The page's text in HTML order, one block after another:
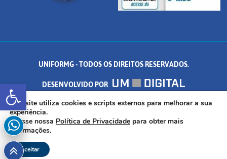
Abrir a barra de ferramentas
UNIFORMG - TODOS OS DIREITOS RESERVADOS.
DESENVOLVIDO POR
AV. DR. ARNALDO DE SENNA, 328 - PALMEIRAS, FORMIGA/MG - CEP:
35.574.530
Este site utiliza cookies e scripts externos para melhorar a sua
experiência.
Acesse nossa Política de Privacidade para obter mais
informações.
Aceitar